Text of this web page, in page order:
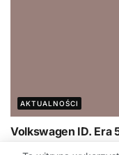
AKTUALNOŚCI
Volkswagen ID. Era